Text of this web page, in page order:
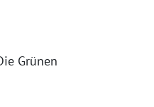
Grünen